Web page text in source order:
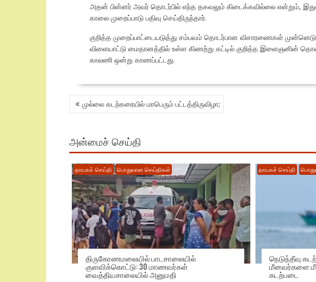
அதன் பின்னர் அவர் தொடர்பில் எந்த தகவலும் கிடைக்கவில்லை என்றும்,
காலை முறைப்பாடு பதிவு செய்திருந்தார்.
குறித்த முறைப்பாட்டையடுத்து சம்பவம் தொடர்பான விசாரணைகள்
விளையாட்டு மைதானத்தில் உள்ள கிணற்று கட்டில் குறித்த இளைஞனின்
காலணி ஒன்று காணப்பட்டது.
POST
NAVIGATION
முல்லை கடற்கரையில் மாபெரும் பட்டத்திருவிழா;
அன்மைச் செய்தி
தாயகச் செய்தி பொதுவான செய்திகள்
திருகோணமலையில் பாடசாலையில்
குளவிக்கொட்டு: 30 மாணவர்கள்
வைத்தியசாலையில் அனுமதி
தாயகச் செய்தி
நெடுந்தீவு
மீனவர்களை
கடற்படை